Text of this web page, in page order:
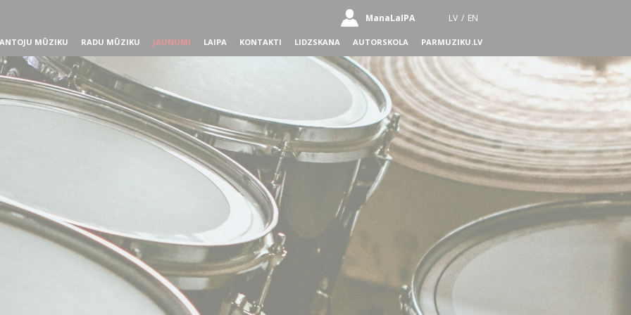
ManaLaIPA LV / EN
MŪZIKU RADU MŪZIKU JAUNUMI LAIPA KONTAKTI LIDZSKANA AUTORSKOLA PARMUZIKU.LV